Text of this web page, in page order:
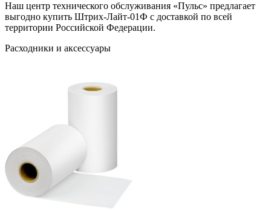
Наш центр технического обслуживания «Пульс» предлагает
выгодно купить Штрих-Лайт-01Ф с доставкой по всей
территории Российской Федерации.
Расходники и аксессуары